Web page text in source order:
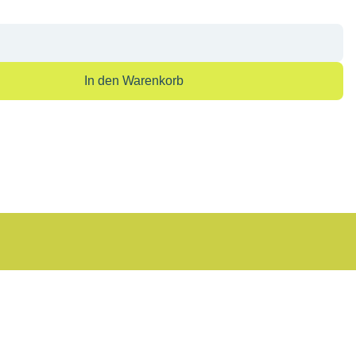
Gib den gewünschten Wert ein
In den Warenkorb